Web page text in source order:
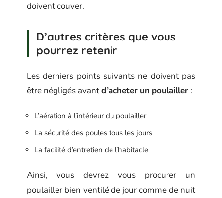
doivent couver.
D’autres critères que vous
pourrez retenir
Les derniers points suivants ne doivent pas
être négligés avantd’acheter un poulailler :
L’aération à l’intérieur du poulailler
La sécurité des poules tous les jours
La facilité d’entretien de l’habitacle
Ainsi, vous devrez vous procurer un
poulailler bien ventilé de jour comme de nuit